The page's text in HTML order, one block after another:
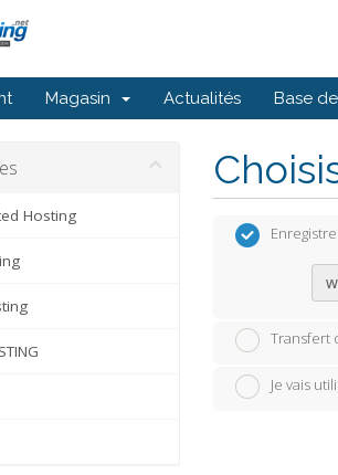
Magasin Actualités Base
Hosting
Transfert
Je vais